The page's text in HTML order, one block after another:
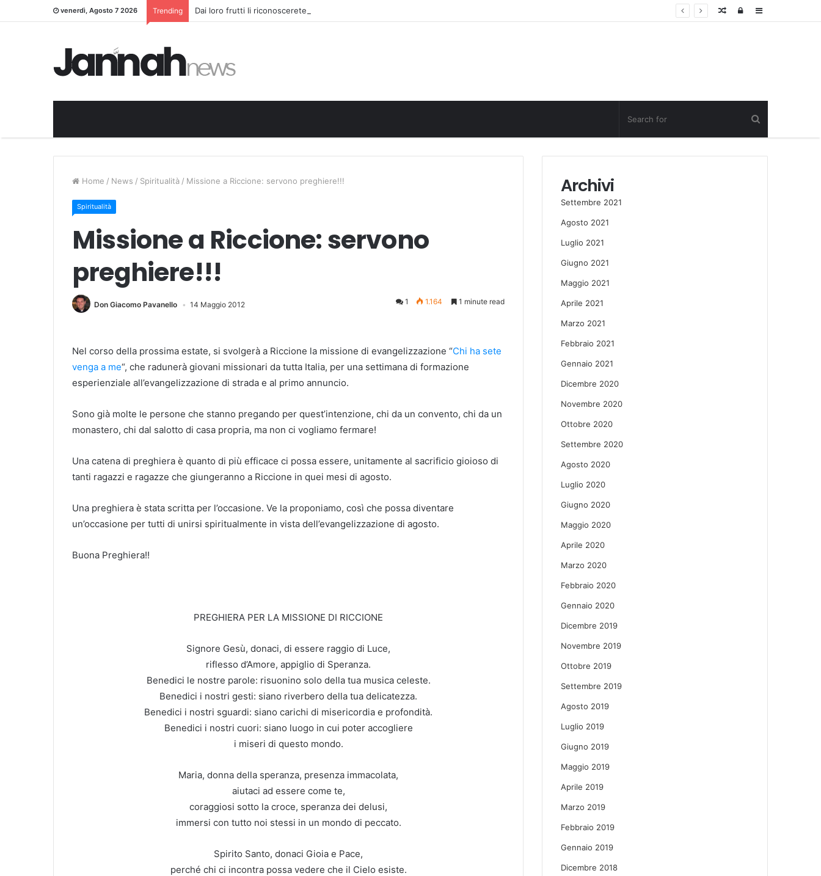
venerdì, Agosto 7 2026 Trending Dai loro frutti li riconoscerete Sidebar
Log
Random
Home / News / Spiritualità / Missione a Riccione: servono preghiere!!!
Spiritualità
Missione a Riccione: servono
preghiere!!!
Don Giacomo Pavanello 14 Maggio 2012 1 1.164 1 minute read
Nel corso della prossima estate, si svolgerà a Riccione la missione di evangelizzazione “Chi ha sete
venga a me“, che radunerà giovani missionari da tutta Italia, per una settimana di formazione
esperienziale all’evangelizzazione di strada e al primo annuncio.
Sono già molte le persone che stanno pregando per quest’intenzione, chi da un convento, chi da un
monastero, chi dal salotto di casa propria, ma non ci vogliamo fermare!
Una catena di preghiera è quanto di più efficace ci possa essere, unitamente al sacrificio gioioso di
tanti ragazzi e ragazze che giungeranno a Riccione in quei mesi di agosto.
Una preghiera è stata scritta per l’occasione. Ve la proponiamo, così che possa diventare
un’occasione per tutti di unirsi spiritualmente in vista dell’evangelizzazione di agosto.
Buona Preghiera!!
PREGHIERA PER LA MISSIONE DI RICCIONE
Signore Gesù, donaci, di essere raggio di Luce,
riflesso d’Amore, appiglio di Speranza.
Benedici le nostre parole: risuonino solo della tua musica celeste.
Benedici i nostri gesti: siano riverbero della tua delicatezza.
Benedici i nostri sguardi: siano carichi di misericordia e profondità.
Benedici i nostri cuori: siano luogo in cui poter accogliere
i miseri di questo mondo.
Maria, donna della speranza, presenza immacolata,
aiutaci ad essere come te,
coraggiosi sotto la croce, speranza dei delusi,
immersi con tutto noi stessi in un mondo di peccato.
Spirito Santo, donaci Gioia e Pace,
perché chi ci incontra possa vedere che il Cielo esiste.
Archivi
Settembre 2021
Agosto 2021
Luglio 2021
Giugno 2021
Maggio 2021
Aprile 2021
Marzo 2021
Febbraio 2021
Gennaio 2021
Dicembre 2020
Novembre 2020
Ottobre 2020
Settembre 2020
Agosto 2020
Luglio 2020
Giugno 2020
Maggio 2020
Aprile 2020
Marzo 2020
Febbraio 2020
Gennaio 2020
Dicembre 2019
Novembre 2019
Ottobre 2019
Settembre 2019
Agosto 2019
Luglio 2019
Giugno 2019
Maggio 2019
Aprile 2019
Marzo 2019
Febbraio 2019
Gennaio 2019
Dicembre 2018